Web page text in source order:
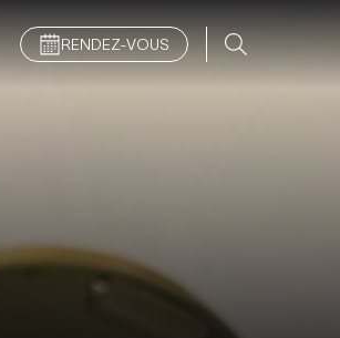
RENDEZ-VOUS